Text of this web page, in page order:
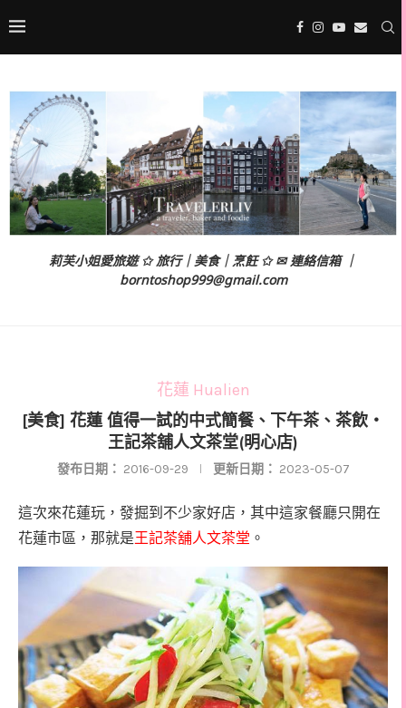
莉芙小姐愛旅遊 ✩ 旅行｜美食｜烹飪 ✩ ✉ 連絡信箱 ｜
borntoshop999@gmail.com
花蓮 Hualien
[美食] 花蓮 值得一試的中式簡餐、下午茶、茶飲‧
王記茶舖人文茶堂(明心店)
發布日期： 2016-09-29 更新日期： 2023-05-07
這次來花蓮玩，發掘到不少家好店，其中這家餐廳只開在
花蓮市區，那就是王記茶舖人文茶堂 。